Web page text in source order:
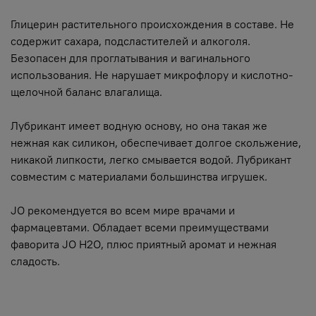
Глицерин растительного происхождения в составе. Не
содержит сахара, подсластителей и алкоголя.
Безопасен для проглатывания и вагинального
использования. Не нарушает микрофлору и кислотно-
щелочной баланс влагалища.
Лубрикант имеет водную основу, но она такая же
нежная как силикон, обеспечивает долгое скольжение,
никакой липкости, легко смывается водой. Лубрикант
совместим с материалами большинства игрушек.
JO рекомендуется во всем мире врачами и
фармацевтами. Обладает всеми преимуществами
фаворита JO H2O, плюс приятный аромат и нежная
сладость.